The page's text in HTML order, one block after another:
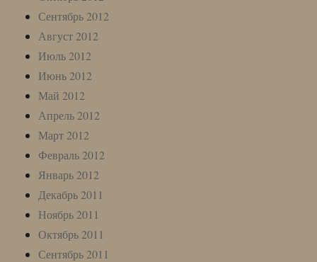
Сентябрь 2012
Август 2012
Июль 2012
Июнь 2012
Май 2012
Апрель 2012
Март 2012
Февраль 2012
Январь 2012
Декабрь 2011
Ноябрь 2011
Октябрь 2011
Сентябрь 2011